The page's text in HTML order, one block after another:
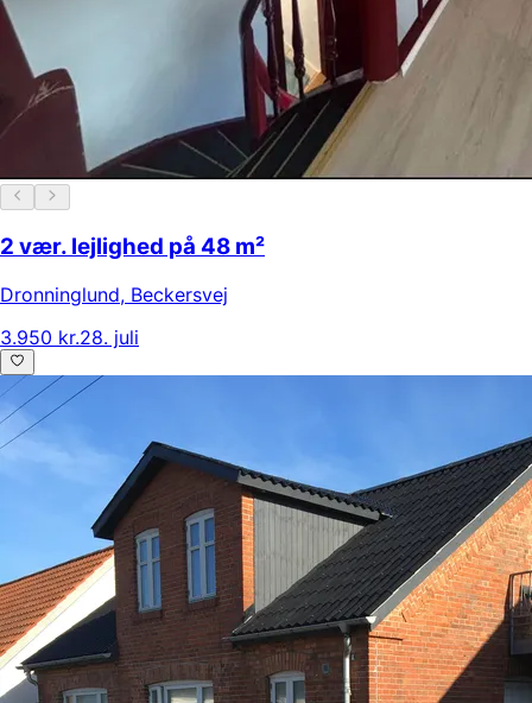
2 vær. lejlighed på 48 m²
Dronninglund, Beckersvej
3.950 kr.28. juli